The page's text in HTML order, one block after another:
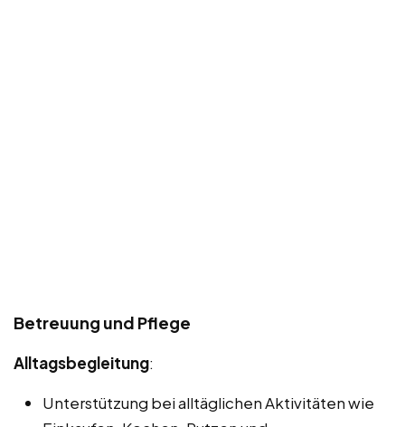
Betreuung und Pflege
Alltagsbegleitung:
Unterstützung bei alltäglichen Aktivitäten wie